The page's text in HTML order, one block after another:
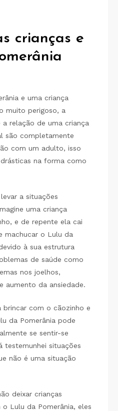
crianças e
e uma criança
muito perigoso, a
relação de uma criança
são completamente
com um adulto, isso
na forma como
a situações
uma criança
e de repente ela cai
machucar o Lulu da
à sua estrutura
de saúde como
nos joelhos,
aumento da ansiedade.
brincar com o cãozinho e
da Pomerânia pode
se sentir-se
testemunhei situações
não é uma situação
deixar crianças
Lulu da Pomerânia, eles